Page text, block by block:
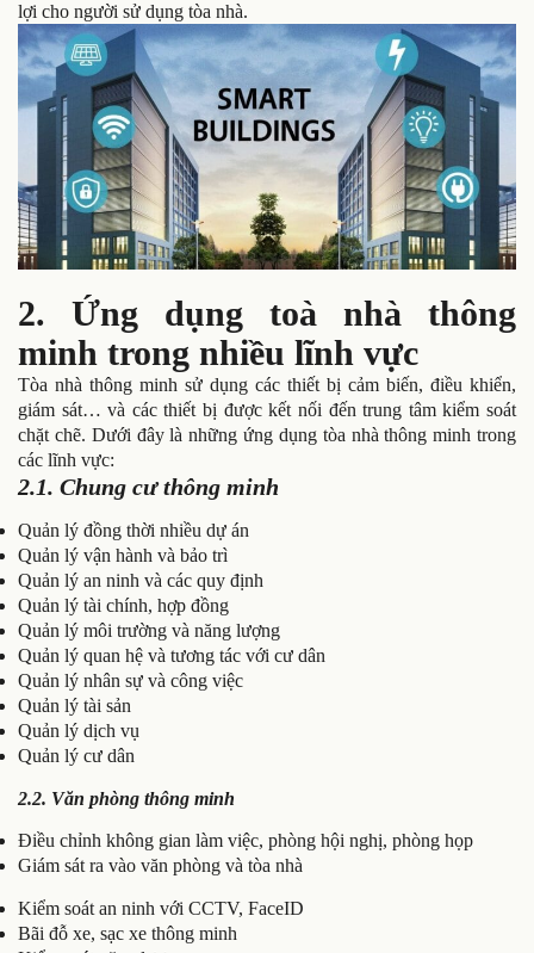
lợi cho người sử dụng tòa nhà.
2. Ứng dụng toà nhà thông
minh trong nhiều lĩnh vực
Tòa nhà thông minh sử dụng các thiết bị cảm biến, điều khiển,
giám sát… và các thiết bị được kết nối đến trung tâm kiểm soát
chặt chẽ. Dưới đây là những ứng dụng tòa nhà thông minh trong
các lĩnh vực:
2.1. Chung cư thông minh
Quản lý đồng thời nhiều dự án
Quản lý vận hành và bảo trì
Quản lý an ninh và các quy định
Quản lý tài chính, hợp đồng
Quản lý môi trường và năng lượng
Quản lý quan hệ và tương tác với cư dân
Quản lý nhân sự và công việc
Quản lý tài sản
Quản lý dịch vụ
Quản lý cư dân
2.2. Văn phòng thông minh
Điều chỉnh không gian làm việc, phòng hội nghị, phòng họp
Giám sát ra vào văn phòng và tòa nhà
Kiểm soát an ninh với CCTV, FaceID
Bãi đỗ xe, sạc xe thông minh